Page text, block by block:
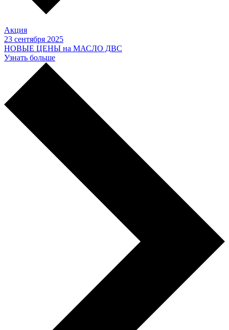
Акция
23 сентября 2025
НОВЫЕ ЦЕНЫ на МАСЛО ДВС
Узнать больше